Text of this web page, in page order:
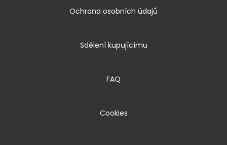
Ochrana osobních údajů
Sdělení kupujícímu
FAQ
Cookies